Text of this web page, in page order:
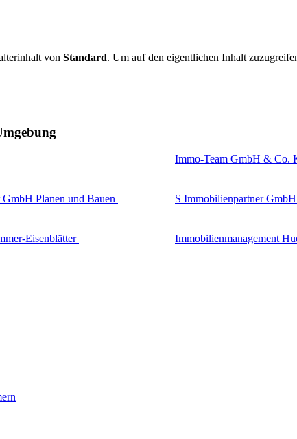
von Standard. Um auf den eigentlichen Inhalt
Immo-Team GmbH & Co.
Planen und Bauen S Immobilienpartner GmbH
Eisenblätter Immobilienmanagement